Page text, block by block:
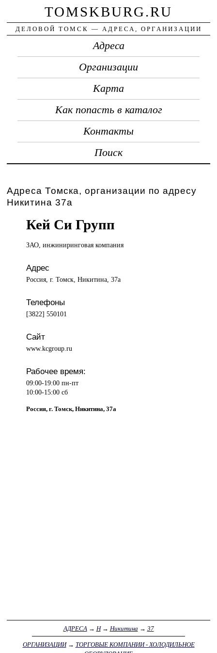
TOMSKBURG.RU
ДЕЛОВОЙ ТОМСК — АДРЕСА, ОРГАНИЗАЦИИ
Адреса
Организации
Карта
Как попасть в каталог
Контакты
Поиск
Адреса Томска, организации по адресу
Никитина 37а
Кей Си Групп
ЗАО, инжиниринговаякомпания
Адрес
Россия, г. Томск, Никитина, 37а
Телефоны
[3822] 550101
Сайт
www.kcgroup.ru
Рабочее время:
09:00-19:00 пн-пт
10:00-15:00 сб
Россия, г. Томск, Никитина, 37а
АДРЕСА → Н→ Никитина → 37
ОРГАНИЗАЦИИ→ ТОРГОВЫЕ КОМПАНИИ - ХОЛОДИЛЬНОЕ